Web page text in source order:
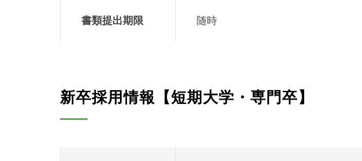
書類提出期限 随時
新卒採用情報【短期大学・専門卒】